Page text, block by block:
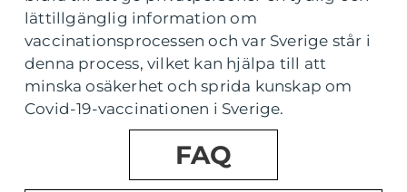
lättillgänglig information om
vaccinationsprocessen och var Sverige står i
denna process, vilket kan hjälpa till att
minska osäkerhet och sprida kunskap om
Covid-19-vaccinationen i Sverige.
FAQ